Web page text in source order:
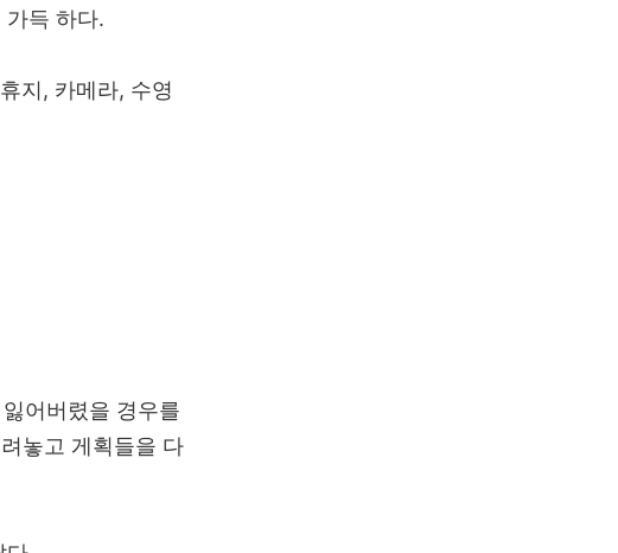
가득 하다.
지, 카메라, 수영
어버렸을 경우를
놓고 게획들을 다